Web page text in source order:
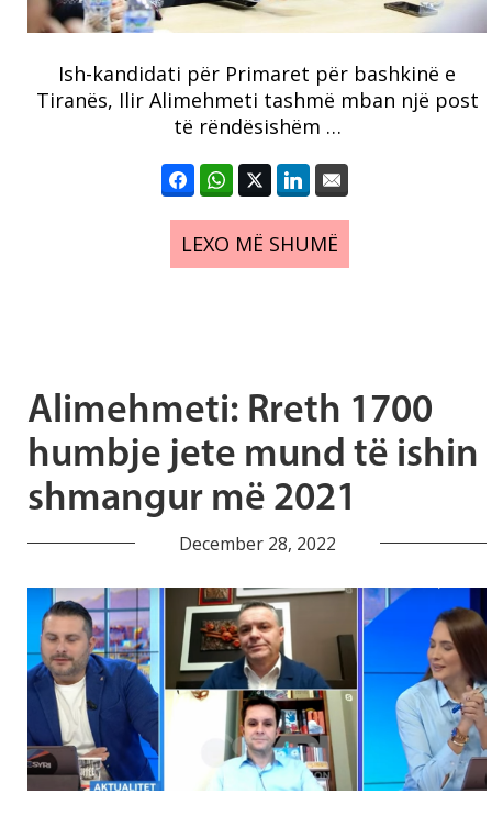
Ish-kandidati për Primaret për bashkinë e
Tiranës, Ilir Alimehmeti tashmë mban një post
të rëndësishëm …
LEXO MË SHUMË
Alimehmeti: Rreth 1700
humbje jete mund të ishin
shmangur më 2021
December 28, 2022